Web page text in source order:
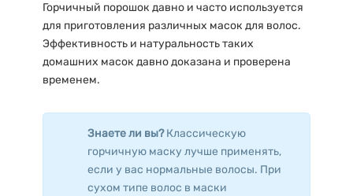
Горчичный порошок давно и часто используется
для приготовления различных масок для волос.
Эффективность и натуральность таких
домашних масок давно доказана и проверена
временем.
Знаете ли вы?Классическую
горчичную маску лучше применять,
если у вас нормальные волосы. При
сухом типе волос в маски